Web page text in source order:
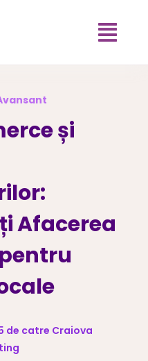

și
Afacerea
de catre Craiova